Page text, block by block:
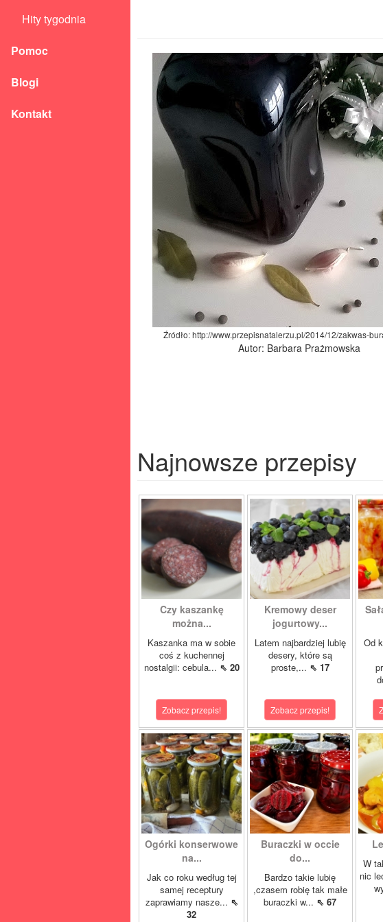
Hity tygodnia
Pomoc
Blogi
Kontakt
Źródło: http://www.przepisnatalerzu.pl/2014/12/zakwas-
Autor: Barbara Prażmowska
Najnowsze przepisy
Czy kaszankę
można...
Kaszanka ma w sobie
coś z kuchennej
nostalgii: cebula... ⇖ 20
Zobacz przepis!
Kremowy deser
jogurtowy...
Latem najbardziej lubię
desery, które są
proste,... ⇖ 17
Zobacz przepis!
Od
Ogórki konserwowe
na...
Jak co roku według tej
samej receptury
zaprawiamy nasze... ⇖
32
Buraczki w occie
do...
Bardzo takie lubię
,czasem robię tak małe
buraczki w... ⇖ 67
W
nic